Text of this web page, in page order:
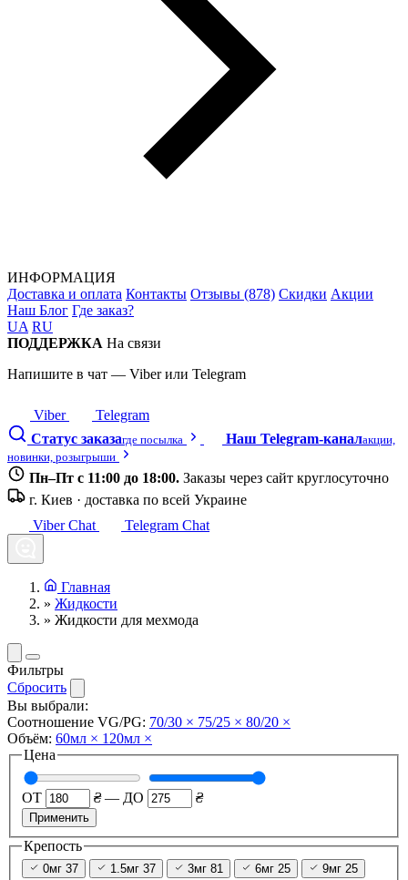
ИНФОРМАЦИЯ
Доставка и оплата Контакты Отзывы (878) Скидки Акции
Наш Блог Где заказ?
UA RU
ПОДДЕРЖКА На связи
Напишите в чат — Viber или Telegram
Viber
Telegram
Статус заказагде посылка Наш Telegram-каналакции,
новинки, розыгрыши
Пн–Пт с 11:00 до 18:00. Заказы через сайт круглосуточно
г. Киев · доставка по всей Украине
Viber Chat
Telegram Chat
Главная
» Жидкости
» Жидкости для мехмода
Фильтры
Сбросить
Вы выбрали:
Соотношение VG/PG: 70/30 × 75/25 × 80/20 ×
Объём: 60мл × 120мл ×
Цена
ОТ ₴ — ДО ₴
Применить
Крепость
0мг 37 1.5мг 37 3мг 81 6мг 25 9мг 25